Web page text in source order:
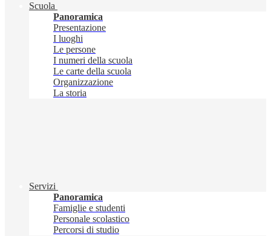
Scuola
Panoramica
Presentazione
I luoghi
Le persone
I numeri della scuola
Le carte della scuola
Organizzazione
La storia
Servizi
Panoramica
Famiglie e studenti
Personale scolastico
Percorsi di studio